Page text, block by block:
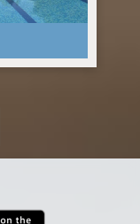
al ser
todos